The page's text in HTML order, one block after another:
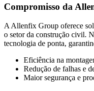
Compromisso da
A Allenfix Group oferece
o setor da construção civil.
tecnologia de ponta,
Eficiência na
Redução de falhas e
Maior segurança e